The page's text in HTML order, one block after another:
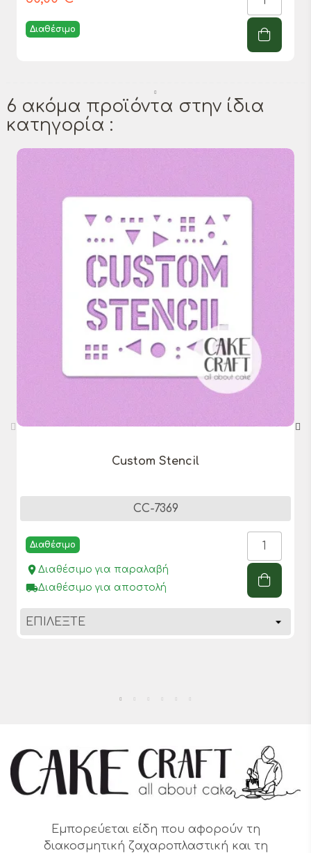
Διαθέσιμο
6 ακόμα προϊόντα στην ίδια
κατηγορία :
Custom Stencil
CC-7369
Διαθέσιμο
place Διαθέσιμο για παραλαβή
local_shippingΔιαθέσιμο για αποστολή
Εμπορεύεται είδη που αφορούν τη
διακοσμητική ζαχαροπλαστική και τη